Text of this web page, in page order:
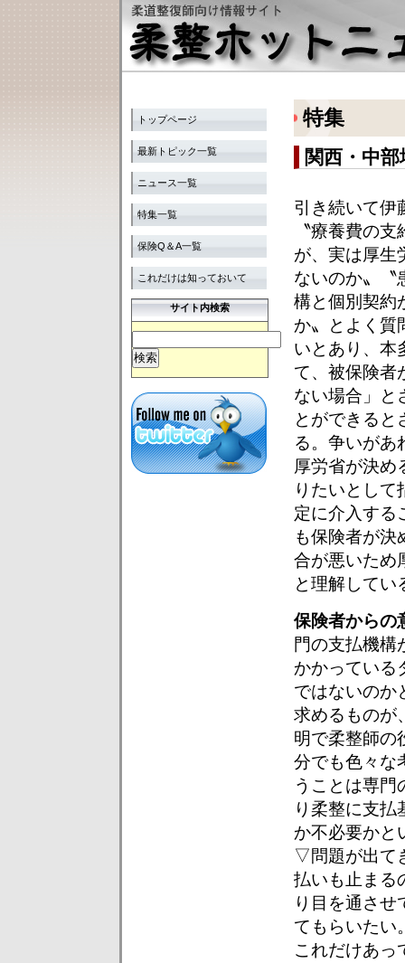
トップページ
最新トピック一覧
ニュース一覧
特集一覧
保険Q＆A一覧
これだけは知っておいて
サイト内検索
特集
関西・中
引き続いて伊
〝療養費の
が、実は厚生
ないのか〟〝
構と個別契約
か〟とよく質
いとあり、本
て、被保険者
ない場合」と
とができると
る。争いがあ
厚労省が決め
りたいとし
定に介入する
も保険者が決
合が悪いため
と理解してい
保険者からの
門の支払機構
かかっている
ではないのか
求めるものが
明で柔整師の
分でも色々な
うことは専門
り柔整に支
か不必要かと
▽問題が出て
払いも止まる
り目を通さ
てもらいたい
これだけあっ